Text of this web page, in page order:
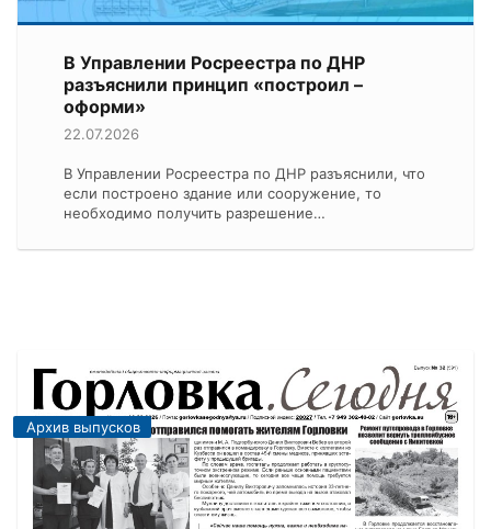
В Управлении Росреестра по ДНР
разъяснили принцип «построил –
оформи»
22.07.2026
В Управлении Росреестра по ДНР разъяснили, что
если построено здание или сооружение, то
необходимо получить разрешение…
Архив выпусков